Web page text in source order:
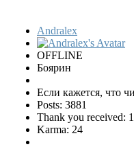
Andralex
OFFLINE
Боярин
Если кажется, что
Posts: 3881
Thank you received:
Karma: 24